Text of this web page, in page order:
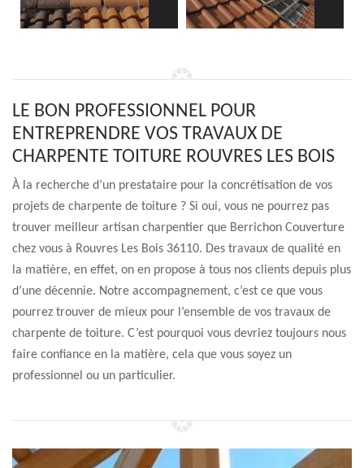
LE BON PROFESSIONNEL POUR
ENTREPRENDRE VOS TRAVAUX DE
CHARPENTE TOITURE ROUVRES LES BOIS
À la recherche d’un prestataire pour la concrétisation de vos
projets de charpente de toiture ? Si oui, vous ne pourrez pas
trouver meilleur artisan charpentier que Berrichon Couverture
chez vous à Rouvres Les Bois 36110. Des travaux de qualité en
la matière, en effet, on en propose à tous nos clients depuis plus
d’une décennie. Notre accompagnement, c’est ce que vous
pourrez trouver de mieux pour l’ensemble de vos travaux de
charpente de toiture. C’est pourquoi vous devriez toujours nous
faire confiance en la matière, cela que vous soyez un
professionnel ou un particulier.